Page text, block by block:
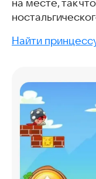
на месте, так
Найти